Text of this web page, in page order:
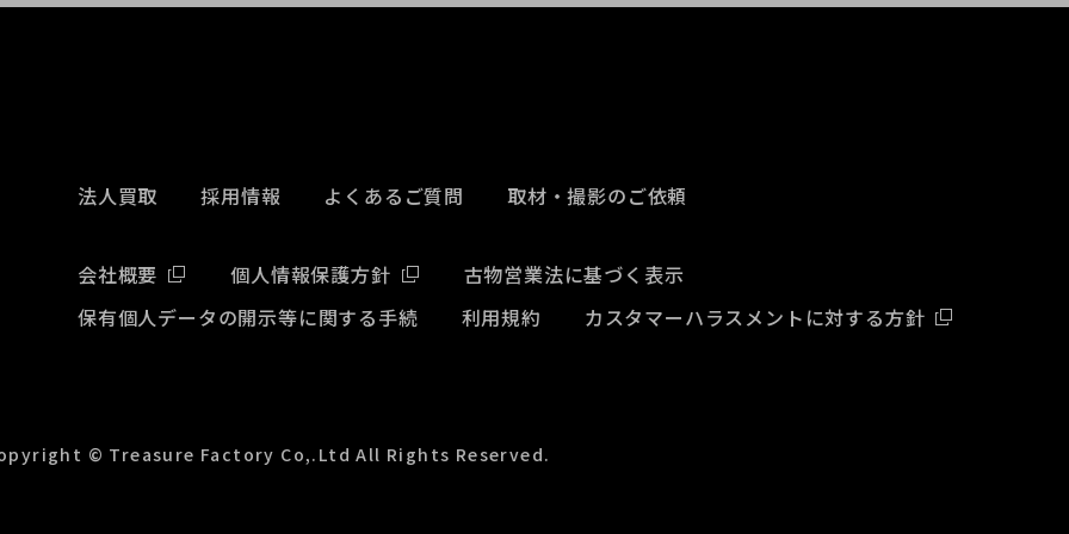
法人買取 採用情報 よくあるご質問 取材・撮影のご依頼
会社概要 個人情報保護方針
古物営業法に基づく表示
保有個人データの開示等に関する手続
利用規約 カスタマーハラスメントに対する方針
© Treasure Factory Co,.Ltd All Rights Reserved.